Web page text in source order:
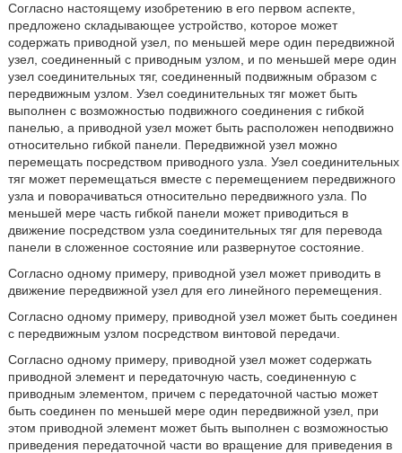
Согласно настоящему изобретению в его первом аспекте,
предложено складывающее устройство, которое может
содержать приводной узел, по меньшей мере один передвижной
узел, соединенный с приводным узлом, и по меньшей мере один
узел соединительных тяг, соединенный подвижным образом с
передвижным узлом. Узел соединительных тяг может быть
выполнен с возможностью подвижного соединения с гибкой
панелью, а приводной узел может быть расположен неподвижно
относительно гибкой панели. Передвижной узел можно
перемещать посредством приводного узла. Узел соединительных
тяг может перемещаться вместе с перемещением передвижного
узла и поворачиваться относительно передвижного узла. По
меньшей мере часть гибкой панели может приводиться в
движение посредством узла соединительных тяг для перевода
панели в сложенное состояние или развернутое состояние.
Согласно одному примеру, приводной узел может приводить в
движение передвижной узел для его линейного перемещения.
Согласно одному примеру, приводной узел может быть соединен
с передвижным узлом посредством винтовой передачи.
Согласно одному примеру, приводной узел может содержать
приводной элемент и передаточную часть, соединенную с
приводным элементом, причем с передаточной частью может
быть соединен по меньшей мере один передвижной узел, при
этом приводной элемент может быть выполнен с возможностью
приведения передаточной части во вращение для приведения в